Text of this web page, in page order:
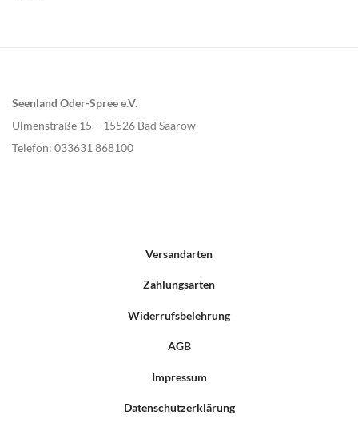
Seenland Oder-Spree e.V.
Ulmenstraße 15 – 15526 Bad Saarow
Telefon: 033631 868100
Versandarten
Zahlungsarten
Widerrufsbelehrung
AGB
Impressum
Datenschutzerklärung